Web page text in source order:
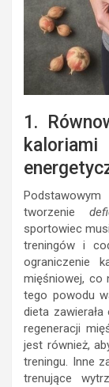
1.
tworzenie
sportowiec
treningów i
ograniczenie
mięśniowej, co
tego powodu
dieta
regeneracji
jest również,
treningu. Inne
trenujące